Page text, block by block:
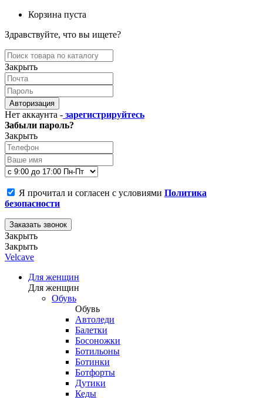
Корзина пуста
Здравствуйте, что вы ищете?
Закрыть
Авторизация
Нет аккаунта - зарегистрируйтесь
Забыли пароль?
Закрыть
Я прочитал и согласен с условиями Политика
безопасности
Заказать звонок
Закрыть
Закрыть
Velcave
Для женщин
Для женщин
Обувь
Обувь
Автоледи
Балетки
Босоножки
Ботильоны
Ботинки
Ботфорты
Дутики
Кеды